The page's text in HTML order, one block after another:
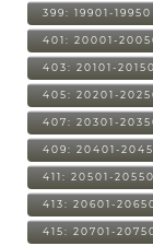
399: 19901-19950
401: 20001-
403: 20101-20150
405: 20201-
407: 20301-
409: 20401-
411: 20501-20550
413: 20601-
415: 20701-